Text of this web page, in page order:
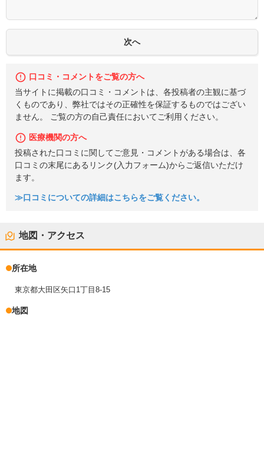
口コミ・コメントをご覧の方へ
当サイトに掲載の口コミ・コメントは、各投稿者の主観に基づ
くものであり、弊社ではその正確性を保証するものではござい
ません。 ご覧の方の自己責任においてご利用ください。
医療機関の方へ
投稿された口コミに関してご意見・コメントがある場合は、各
口コミの末尾にあるリンク(入力フォーム)からご返信いただけ
ます。
≫口コミについての詳細はこちらをご覧ください。
地図・アクセス
所在地
東京都大田区矢口1丁目8-15
地図